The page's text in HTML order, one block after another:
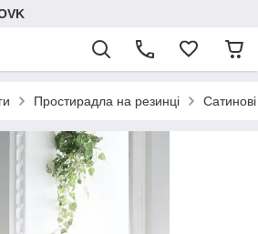
Простирадла на резинці